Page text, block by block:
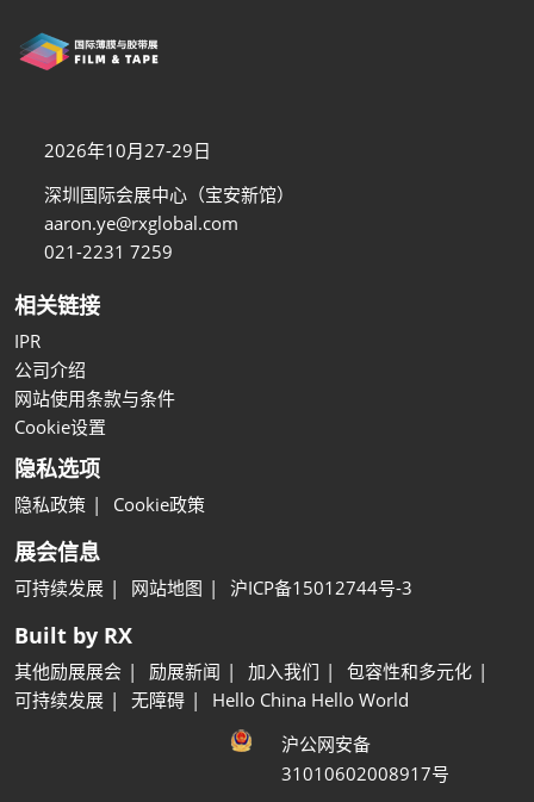
2026年10月27-29日
深圳国际会展中心（宝安新馆）
aaron.ye@rxglobal.com
021-2231 7259
相关链接
IPR
公司介绍
网站使用条款与条件
Cookie设置
隐私选项
隐私政策 Cookie政策
展会信息
可持续发展 网站地图 沪ICP备15012744号-3
Built by RX
其他励展展会 励展新闻 加入我们
包容性和多元化
可持续发展
无障碍
Hello China Hello World
沪公网安备
31010602008917号